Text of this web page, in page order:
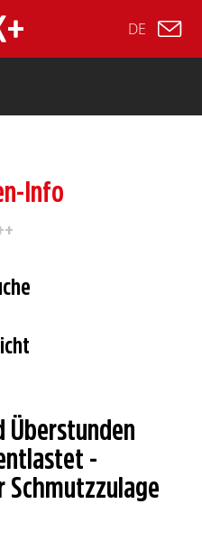
DE
Info
Überstunden
-
Schmutzzulage